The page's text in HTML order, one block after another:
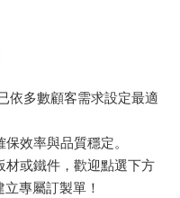
依多數顧客需求設定最適
效率與品質穩定。
材或鐵件，歡迎點選下方
專屬訂製單！